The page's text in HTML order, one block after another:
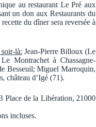
au restaurant Le Pré aux
un don aux Restaurants du
du dîner sera reversée à
là: Jean-Pierre Billoux (Le
Montrachet à Chassagne-
Besseuil; Miguel Marroquin,
château d’Igé (71).
Place de la Libération, 21000
incluses.